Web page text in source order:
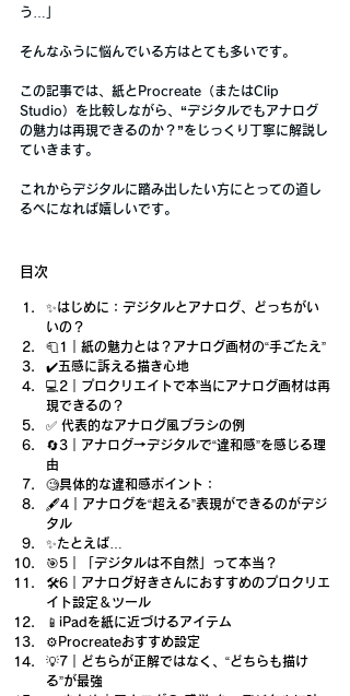
う…」
そんなふうに悩んでいる方はとても多いです。
この記事では、紙とProcreate（またはClip
Studio）を比較しながら、 “デジタルでもアナログ
の魅力は再現できるのか？”をじっくり丁寧に解説し
ていきます。
これからデジタルに踏み出したい方にとっての道し
るべになれば嬉しいです。
目次
✨はじめに：デジタルとアナログ、どっちがい
いの？
🧻1｜紙の魅力とは？アナログ画材の“手ごたえ”
✔️五感に訴える描き心地
💻2｜プロクリエイトで本当にアナログ画材は再
現できるの？
✅ 代表的なアナログ風ブラシの例
🔄3｜アナログ→デジタルで“違和感”を感じる理
由
🧐具体的な違和感ポイント：
🖋️4｜アナログを“超える”表現ができるのがデジ
タル
✨たとえば…
🎯5｜「デジタルは不自然」って本当？
🛠️6｜アナログ好きさんにおすすめのプロクリエ
イト設定＆ツール
📱iPadを紙に近づけるアイテム
⚙️Procreateおすすめ設定
💡7｜どちらが正解ではなく、“どちらも描け
る”が最強